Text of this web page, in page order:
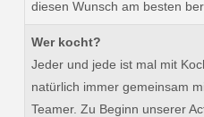
diesen Wunsch am besten
Wer kocht?
Jeder und jede ist mal mit
natürlich immer gemeinsam
Teamer. Zu Beginn unserer